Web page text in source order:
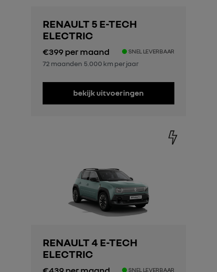
RENAULT 5 E-TECH
ELECTRIC
€399per maand SNEL LEVERBAAR
72 maanden 5.000 km per jaar
bekijk uitvoeringen
RENAULT 4 E-TECH
ELECTRIC
€439per maand SNEL LEVERBAAR